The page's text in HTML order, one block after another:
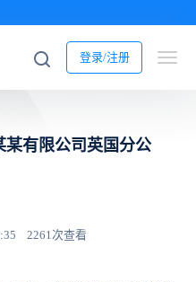
登录/注册
有限公司英国分公
2261次查看